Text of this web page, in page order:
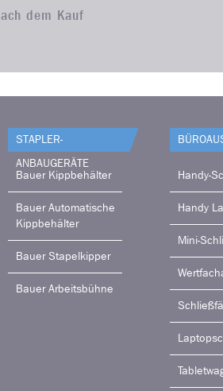
dem Kauf
STAPLER-
ANBAUGERÄTE
Bauer Kippbehälter
Bauer Automatische
Kippbehälter
Bauer Stapelkipper
Bauer Arbeitsbühne
Handy-
Handy
Mini-